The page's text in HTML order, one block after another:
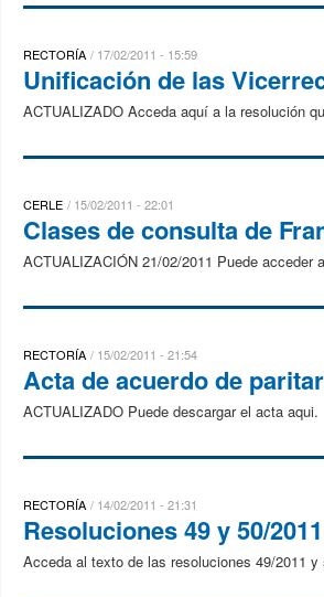
RECTORÍA 17/02/2011 - 15:59
Unificación de las
ACTUALIZADO Acceda aquí a la resolución
CERLE 15/02/2011 - 22:01
Clases de consulta de
ACTUALIZACIÓN 21/02/2011 Puede
RECTORÍA 15/02/2011 - 21:54
Acta de acuerdo de
ACTUALIZADO Puede descargar el acta aqui.
RECTORÍA 14/02/2011 - 21:31
Resoluciones 49 y 50/
Acceda al texto de las resoluciones 49/2011 y